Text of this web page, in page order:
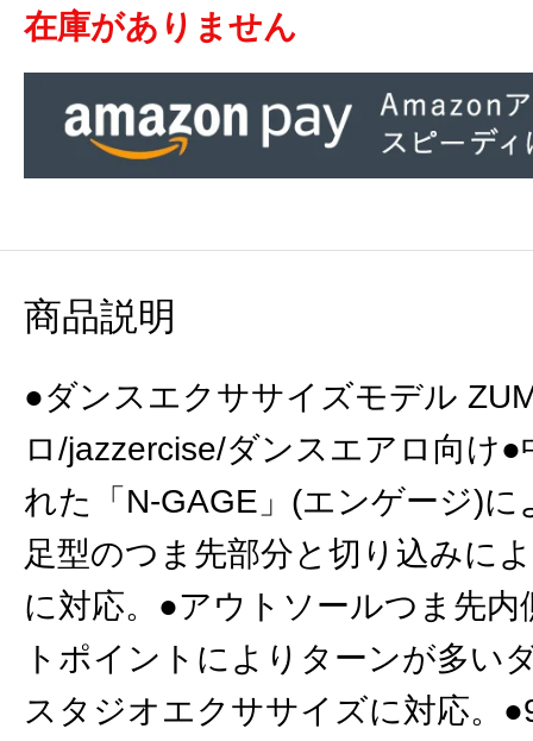
在庫がありません
商品説明
●ダンスエクササイズモデル
ロ/jazzercise/ダンスエアロ向け
れた「N-GAGE」(エンゲージ)
足型のつま先部分と切り込みに
に対応。●アウトソールつま先
トポイントによりターンが多い
スタジオエクササイズに対応。